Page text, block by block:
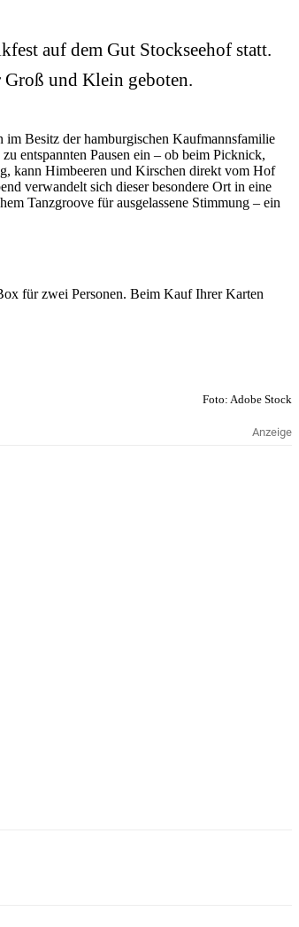
auf dem Gut Stockseehof statt.
und Klein geboten.
im Besitz der hamburgischen Kaufmannsfamilie
entspannten Pausen ein – ob beim Picknick,
kann Himbeeren und Kirschen direkt vom Hof
verwandelt sich dieser besondere Ort in eine
Tanzgroove für ausgelassene Stimmung – ein
für zwei Personen. Beim Kauf Ihrer Karten
Foto: Adobe Stock